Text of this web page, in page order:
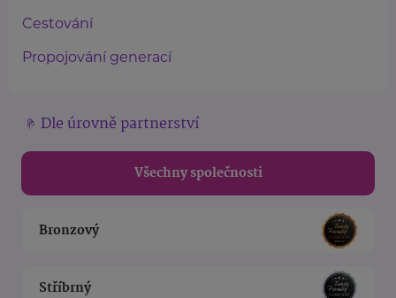
Cestování
Propojování generací
Dle úrovně partnerství
Všechny společnosti
Bronzový
Stříbrný